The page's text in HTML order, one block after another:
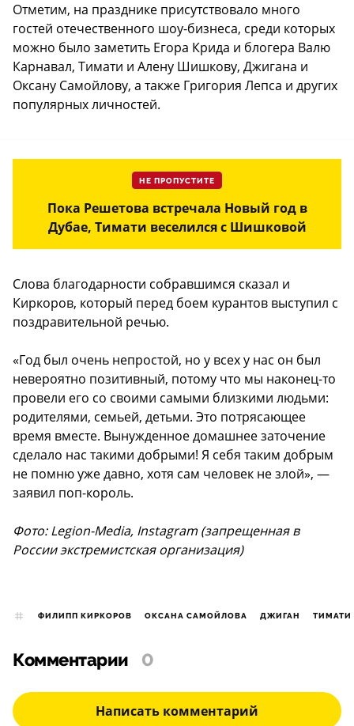
Отметим, на празднике присутствовало много
гостей отечественного шоу-бизнеса, среди которых
можно было заметить Егора Крида и блогера Валю
Карнавал, Тимати и Алену Шишкову, Джигана и
Оксану Самойлову, а также Григория Лепса и других
популярных личностей.
НЕ ПРОПУСТИТЕ
Пока Решетова встречала Новый год в
Дубае, Тимати веселился с Шишковой
Слова благодарности собравшимся сказал и
Киркоров, который перед боем курантов выступил с
поздравительной речью.
«Год был очень непростой, но у всех у нас он был
невероятно позитивный, потому что мы наконец-то
провели его со своими самыми близкими людьми:
родителями, семьей, детьми. Это потрясающее
время вместе. Вынужденное домашнее заточение
сделало нас такими добрыми! Я себя таким добрым
не помню уже давно, хотя сам человек не злой», —
заявил поп-король.
Фото: Legion-Media, Instagram (запрещенная в
России экстремистская организация)
ФИЛИПП КИРКОРОВ ОКСАНА САМОЙЛОВА ДЖИГАН ТИМАТИ
Комментарии 0
Написать комментарий